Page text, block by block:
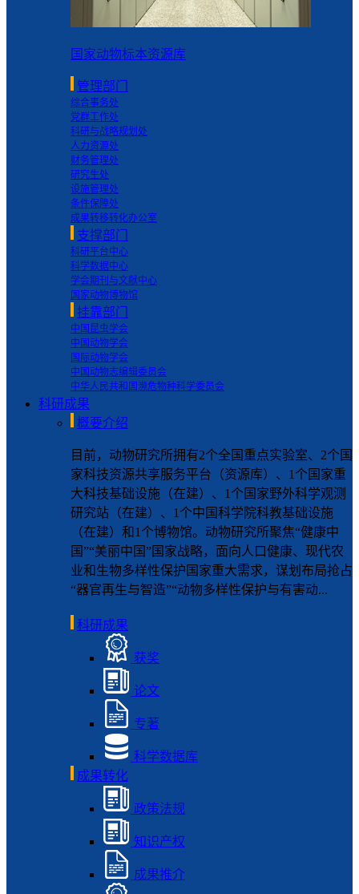
国家动物标本资源库
管理部门
综合事务处
党群工作处
科研与战略规划处
人力资源处
财务管理处
研究生处
设施管理处
条件保障处
成果转移转化办公室
支撑部门
科研平台中心
科学数据中心
学会期刊与文献中心
国家动物博物馆
挂靠部门
中国昆虫学会
中国动物学会
国际动物学会
中国动物志编辑委员会
中华人民共和国濒危物种科学委员会
科研成果
概要介绍
目前，动物研究所拥有2个全国重点实验室、2个国
家科技资源共享服务平台（资源库）、1个国家重
大科技基础设施（在建）、1个国家野外科学观测
研究站（在建）、1个中国科学院科教基础设施
（在建）和1个博物馆。动物研究所聚焦“健康中
国”“美丽中国”国家战略，面向人口健康、现代农
业和生物多样性保护国家重大需求，谋划布局抢占
“器官再生与智造”“动物多样性保护与有害动...
科研成果
获奖
论文
专著
科学数据库
成果转化
政策法规
知识产权
成果推介